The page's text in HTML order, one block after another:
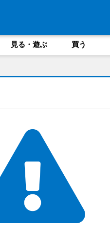
見る・遊ぶ 買う